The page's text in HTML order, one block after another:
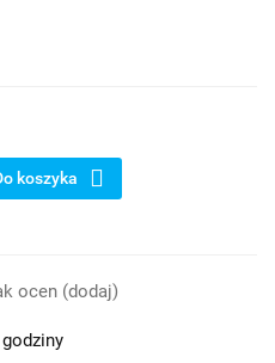
koszyka
ocen (dodaj)